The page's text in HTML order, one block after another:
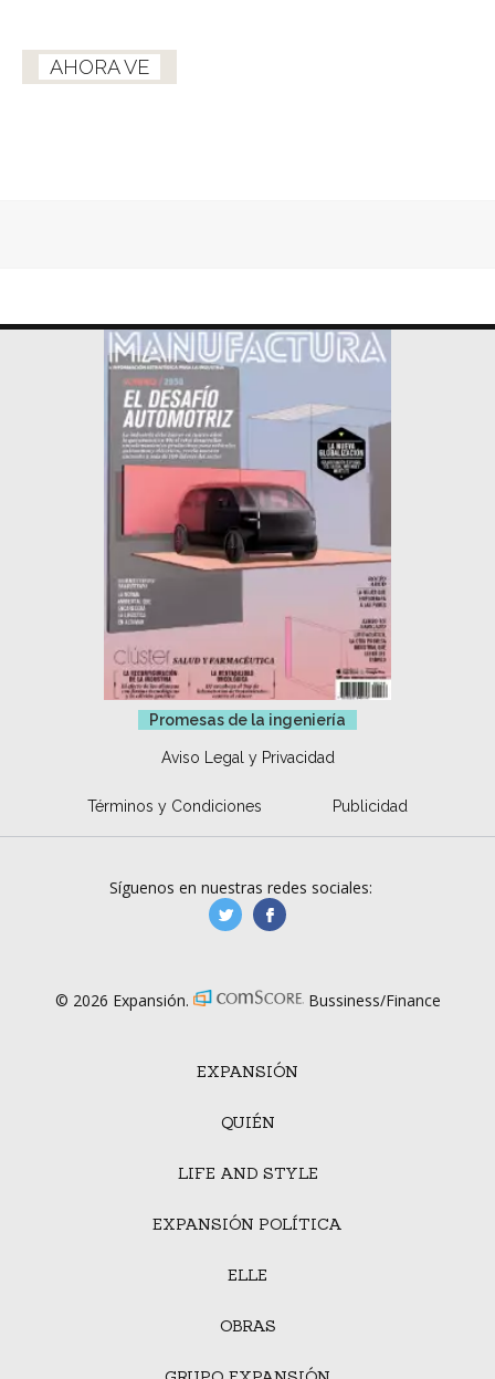
AHORA VE
Promesas de la ingeniería
Aviso Legal y Privacidad
Términos y Condiciones Publicidad
EXPANSIÓN
QUIÉN
LIFE AND STYLE
EXPANSIÓN POLÍTICA
ELLE
OBRAS
Síguenos en nuestras redes sociales:
manufacturaGE
© 2026 Expansión. Bussiness/Finance